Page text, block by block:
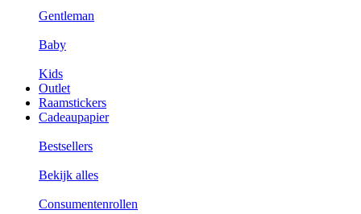
Gentleman
Baby
Kids
Outlet
Raamstickers
Cadeaupapier
Bestsellers
Bekijk alles
Consumentenrollen